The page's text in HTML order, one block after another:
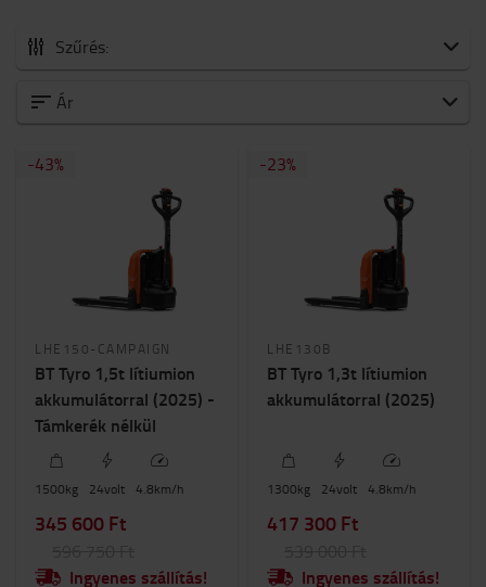
Szűrés:
Palettaszállító targoncák
Állóvezérlésű
2946000Ft
Ár
-43%
LHE150-CAMPAIGN
BT Tyro 1,5t lítiumion
akkumulátorral (2025) -
Támkerék nélkül
1500kg 24volt 4.8km/h
345 600 Ft
Ingyenes szállítás!
-23%
LHE130B
BT Tyro 1,3t lítiumion
akkumulátorral (2025)
1300kg 24volt 4.8km/h
417 300 Ft
Ingyenes szállítás!